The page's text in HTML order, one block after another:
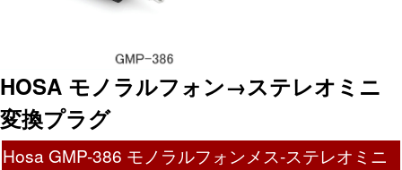
HOSA モノラルフォン→ステレオミニ
変換プラグ
Hosa GMP-386 モノラルフォンメス-ステレオミニ